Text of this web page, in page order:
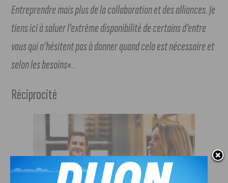
Entreprendre mais plus de la collaboration et des alliances. Je
tiens ici à saluer l’extrême disponibilité de certains d’entre
vous qui n’hésitent pas à donner quand cela est nécessaire et
selon les besoins« .
Réciprocité